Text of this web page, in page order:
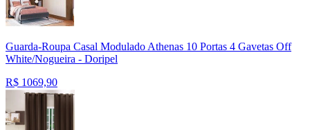
Guarda-Roupa Casal Modulado Athenas 10 Portas 4 Gavetas Off
White/Nogueira - Doripel
R$ 1069,90